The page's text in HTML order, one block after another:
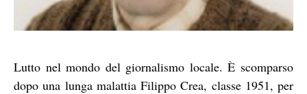
Lutto nel mondo del giornalismo locale. È scomparso
dopo una lunga malattia Filippo Crea, classe 1951, per